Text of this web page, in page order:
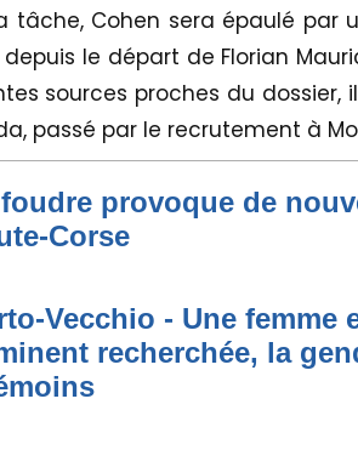
tâche, Cohen sera épaulé par
le départ de Florian
sources proches du
passé par le recrutement à
provoque de
Corse
Vecchio - Une femme
recherchée, la